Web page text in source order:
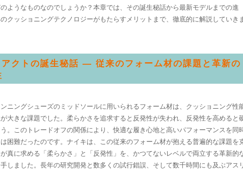
ようなものなのでしょうか？本章では、その誕生秘話から最新モデルまでの進
クッショニングテクノロジーがもたらすメリットまで、徹底的に解説していき
クトの誕生秘話 — 従来のフォーム材の課題と革新の
ニングシューズのミッドソールに用いられるフォーム材は、クッショニング性
大きな課題でした。柔らかさを追求すると反発性が失われ、反発性を高めると
。このトレードオフの関係により、快適な履き心地と高いパフォーマンスを同
困難だったのです。ナイキは、この従来のフォーム材が抱える普遍的な課題を
真に求める「柔らかさ」と「反発性」を、かつてないレベルで両立する革新的
しました。長年の研究開発と数多くの試行錯誤、そして数千時間にも及ぶアス